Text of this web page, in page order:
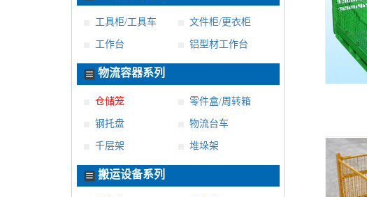
工具柜/工具车 文件柜/更衣柜
工作台 铝型材工作台
物流容器系列
仓储笼 零件盒/周转箱
钢托盘 物流台车
千层架 堆垛架
搬运设备系列